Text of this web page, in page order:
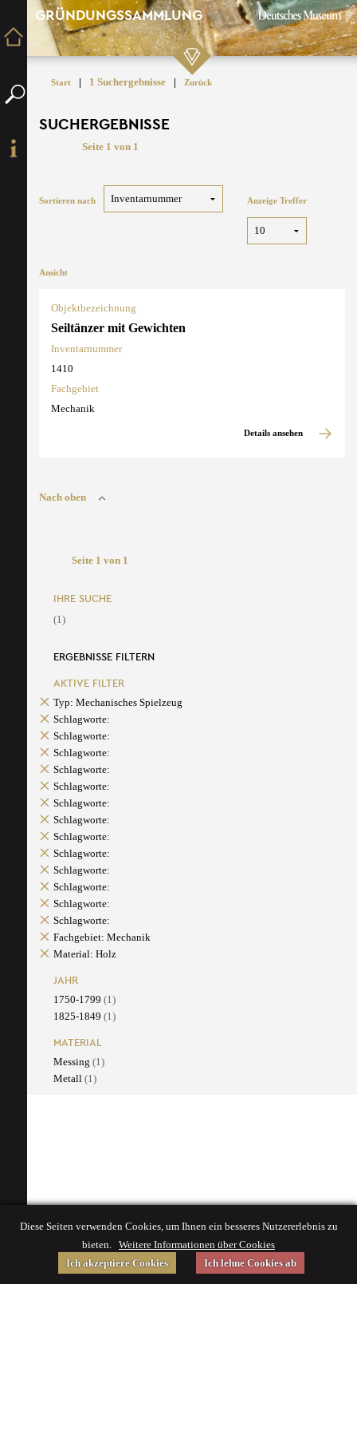
GRÜNDUNGSSAMMLUNG
Start | 1 Suchergebnisse | Zurück
SUCHERGEBNISSE
Seite 1 von 1
Sortieren nach Anzeige Treffer
Ansicht
Objektbezeichnung
Seiltänzer mit Gewichten
Inventarnummer
1410
Fachgebiet
Mechanik
Details ansehen
Nach oben
Seite 1 von 1
IHRE SUCHE
(1)
ERGEBNISSE FILTERN
AKTIVE FILTER
Typ: Mechanisches Spielzeug
Schlagworte:
Schlagworte:
Schlagworte:
Schlagworte:
Schlagworte:
Schlagworte:
Schlagworte:
Schlagworte:
Schlagworte:
Schlagworte:
Schlagworte:
Schlagworte:
Schlagworte:
Fachgebiet: Mechanik
Material: Holz
JAHR
1750-1799 (1)
1825-1849 (1)
MATERIAL
Messing (1)
Metall (1)
Diese Seiten verwenden Cookies, um Ihnen ein besseres Nutzererlebnis zu
bieten. Weitere Informationen über Cookies
Ich akzeptiere Cookies
Ich lehne Cookies ab